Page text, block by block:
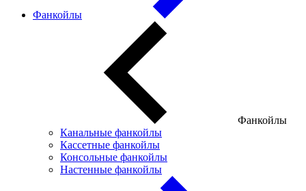
Фанкойлы
Фанкойлы
Канальные фанкойлы
Кассетные фанкойлы
Консольные фанкойлы
Настенные фанкойлы